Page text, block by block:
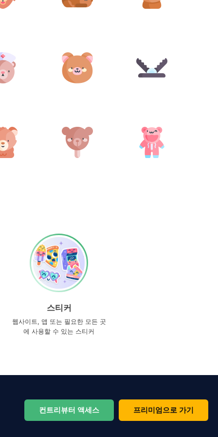
스티커
웹사이트, 앱 또는 필요한 모든 곳
에 사용할 수 있는 스티커
컨트리뷰터 액세스 프리미엄으로 가기